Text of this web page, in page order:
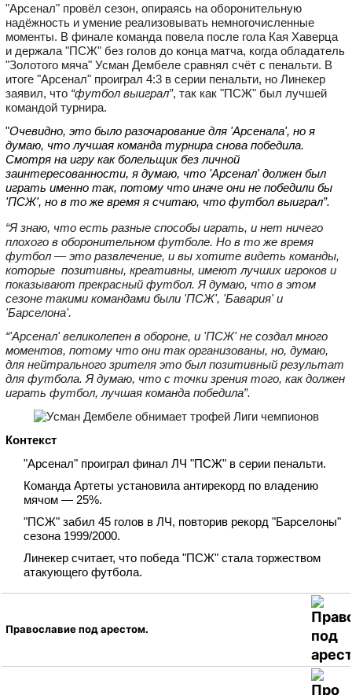
"Арсенал" провёл сезон, опираясь на оборонительную
надёжность и умение реализовывать немногочисленные
моменты. В финале команда повела после гола Кая Хаверца
и держала "ПСЖ" без голов до конца матча, когда обладатель
"Золотого мяча" Усман Дембеле сравнял счёт с пенальти. В
итоге "Арсенал" проиграл 4:3 в серии пенальти, но Линекер
заявил, что “футбол выиграл”, так как "ПСЖ" был лучшей
командой турнира.
"Очевидно, это было разочарование для 'Арсенала', но я
думаю, что лучшая команда турнира снова победила.
Смотря на игру как болельщик без личной
заинтересованности, я думаю, что 'Арсенал' должен был
играть именно так, потому что иначе они не победили бы
'ПСЖ', но в то же время я считаю, что футбол выиграл”.
“Я знаю, что есть разные способы играть, и нет ничего
плохого в оборонительном футболе. Но в то же время
футбол — это развлечение, и вы хотите видеть команды,
которые позитивны, креативны, имеют лучших игроков и
показывают прекрасный футбол. Я думаю, что в этом
сезоне такими командами были 'ПСЖ', 'Бавария' и
'Барселона'.
“'Арсенал' великолепен в обороне, и 'ПСЖ' не создал много
моментов, потому что они так организованы, но, думаю,
для нейтрального зрителя это был позитивный результат
для футбола. Я думаю, что с точки зрения того, как должен
играть футбол, лучшая команда победила”.
Контекст
"Арсенал" проиграл финал ЛЧ "ПСЖ" в серии пенальти.
Команда Артеты установила антирекорд по владению
мячом — 25%.
"ПСЖ" забил 45 голов в ЛЧ, повторив рекорд "Барселоны"
сезона 1999/2000.
Линекер считает, что победа "ПСЖ" стала торжеством
атакующего футбола.
Православие под арестом.